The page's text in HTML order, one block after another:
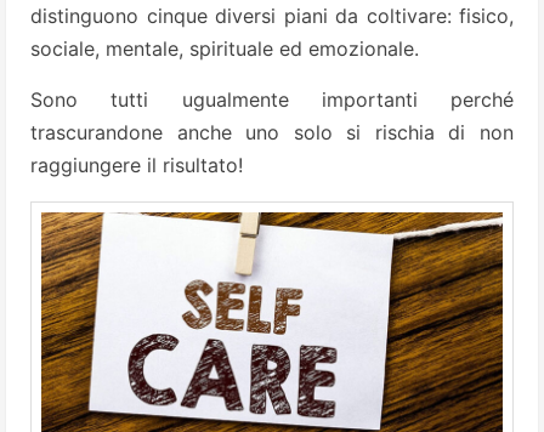
distinguono cinque diversi piani da coltivare: fisico,
sociale, mentale, spirituale ed emozionale.
Sono tutti ugualmente importanti perché
trascurandone anche uno solo si rischia di non
raggiungere il risultato!